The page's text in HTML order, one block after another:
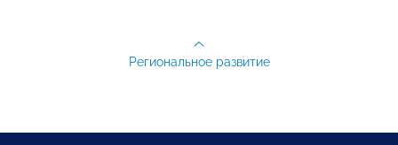
Региональное развитие